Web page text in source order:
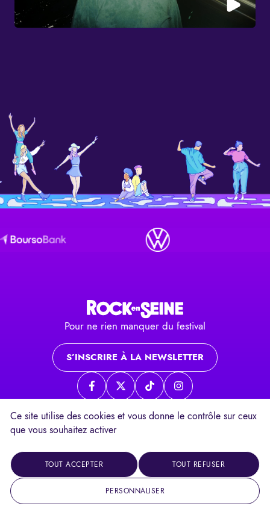
Pour ne rien manquer du festival
S’INSCRIRE À LA NEWSLETTER
Page Facebook
Page twitterPage TikTokPage Instagram
ContactsMentions légalesUn festival
Réalisation
Ce site utilise des cookies et vous donne le contrôle sur ceux
que vous souhaitez activer
TOUT ACCEPTER TOUT REFUSER
PERSONNALISER